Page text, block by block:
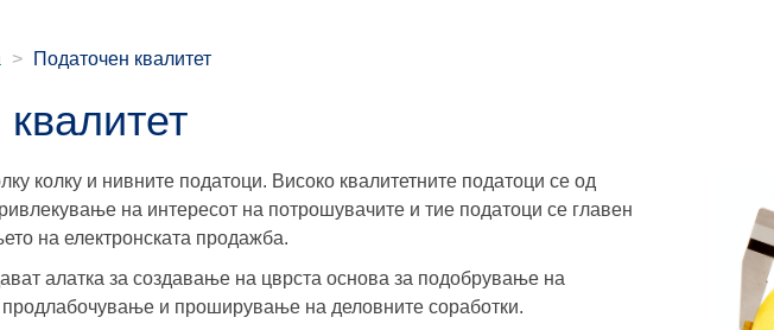
Податочен квалитет
колку и нивните податоци. Високо квалитетните податоци се од
на интересот на потрошувачите и тие податоци се главен
на електронската продажба.
алатка за создавање на цврста основа за подобрување на
продлабочување и проширување на деловните соработки.